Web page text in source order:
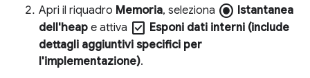
Apri il riquadro Memoria, seleziona radio_button_checked Istantanea
dell'heap e attiva check_box Esponi dati interni (include
dettagli aggiuntivi specifici per
l'implementazione).